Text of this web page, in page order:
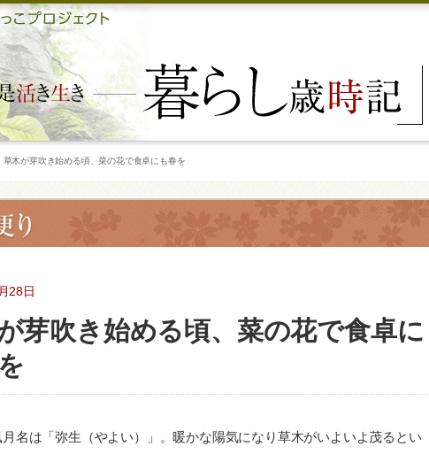
草木が芽吹き始める頃、菜の花で食卓にも春を
28日
芽吹き始める頃、菜の花で食卓に
名は「弥生（やよい）」。暖かな陽気になり草木がいよいよ茂るとい